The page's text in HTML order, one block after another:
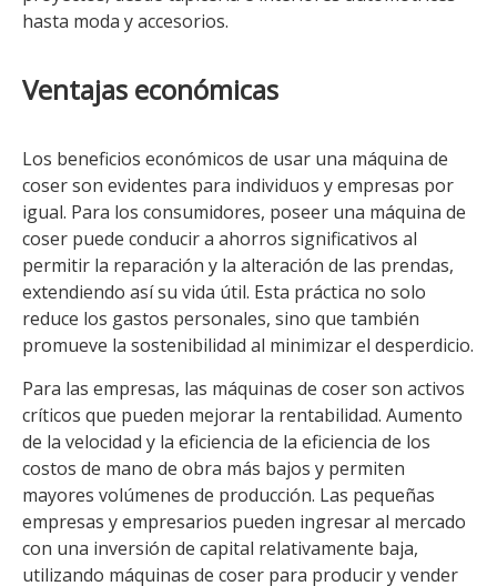
hasta moda y accesorios.
Ventajas económicas
Los beneficios económicos de usar una máquina de
coser son evidentes para individuos y empresas por
igual. Para los consumidores, poseer una máquina de
coser puede conducir a ahorros significativos al
permitir la reparación y la alteración de las prendas,
extendiendo así su vida útil. Esta práctica no solo
reduce los gastos personales, sino que también
promueve la sostenibilidad al minimizar el desperdicio.
Para las empresas, las máquinas de coser son activos
críticos que pueden mejorar la rentabilidad. Aumento
de la velocidad y la eficiencia de la eficiencia de los
costos de mano de obra más bajos y permiten
mayores volúmenes de producción. Las pequeñas
empresas y empresarios pueden ingresar al mercado
con una inversión de capital relativamente baja,
utilizando máquinas de coser para producir y vender